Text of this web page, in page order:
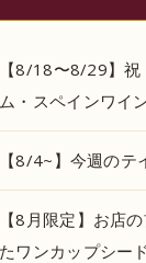
【8/18〜8/29】
ム・スペインワイ
【8/4~】今週のテ
【8月限定】お店
たワンカップシー